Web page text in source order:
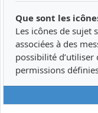
Que sont les
Les icônes de sujet
associées à des
possibilité d’utiliser
permissions